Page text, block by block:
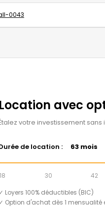
0043
Location avec
votre investissement
de location : 63 mois
18 30 42
✓ Loyers 100% déductibles (BIC)
✓ Option d'achat dès 1 mensualité